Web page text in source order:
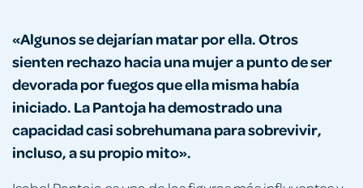
«Algunos se dejarían matar por ella. Otros
sienten rechazo hacia una mujer a punto de ser
devorada por fuegos que ella misma había
iniciado. La Pantoja ha demostrado una
capacidad casi sobrehumana para sobrevivir,
incluso, a su propio mito».